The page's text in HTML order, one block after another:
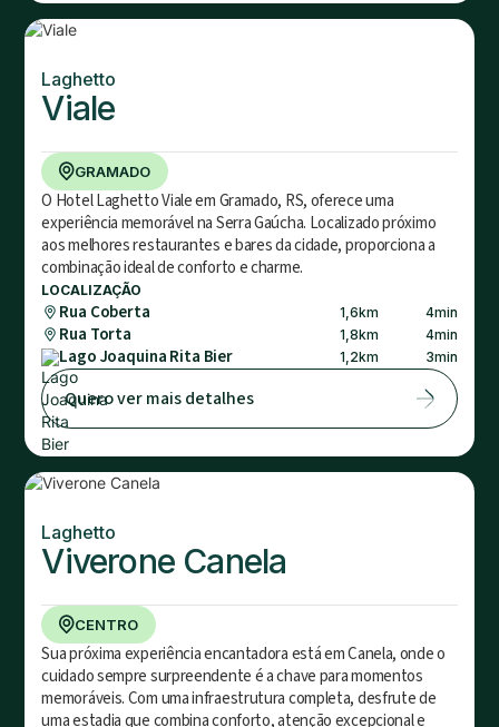
Laghetto
Viale
GRAMADO
O Hotel Laghetto Viale em Gramado, RS, oferece uma
experiência memorável na Serra Gaúcha. Localizado próximo
aos melhores restaurantes e bares da cidade, proporciona a
combinação ideal de conforto e charme.
LOCALIZAÇÃO
Rua Coberta 1,6km 4min
Rua Torta 1,8km 4min
Lago Joaquina Rita Bier 1,2km 3min
Quero ver mais detalhes
Laghetto
Viverone Canela
CENTRO
Sua próxima experiência encantadora está em Canela, onde o
cuidado sempre surpreendente é a chave para momentos
memoráveis. Com uma infraestrutura completa, desfrute de
uma estadia que combina conforto, atenção excepcional e